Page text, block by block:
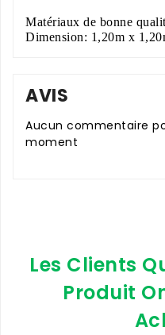
Matériaux de bonne
Dimension: 1,20m x
AVIS
Aucun commentaire
moment
Les Clients
Produit